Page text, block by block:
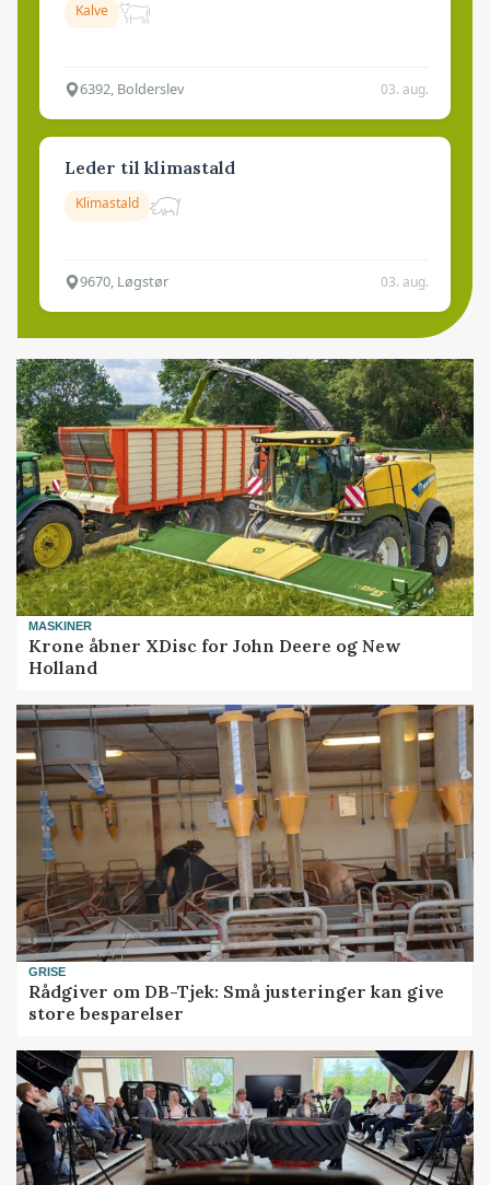
Kalve
6392, Bolderslev 03. aug.
Leder til klimastald
Klimastald
9670, Løgstør 03. aug.
MASKINER
Krone åbner XDisc for John Deere og New
Holland
GRISE
Rådgiver om DB-Tjek: Små justeringer kan give
store besparelser